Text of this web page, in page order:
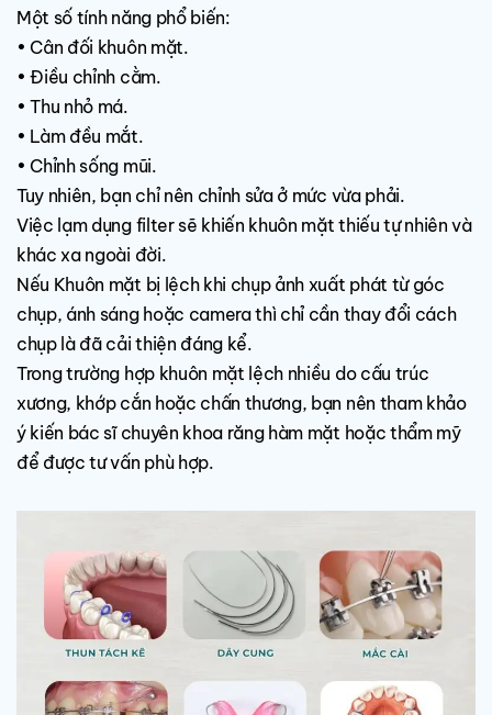
Một số tính năng phổ biến:
• Cân đối khuôn mặt.
• Điều chỉnh cằm.
• Thu nhỏ má.
• Làm đều mắt.
• Chỉnh sống mũi.
Tuy nhiên, bạn chỉ nên chỉnh sửa ở mức vừa phải.
Việc lạm dụng filter sẽ khiến khuôn mặt thiếu tự nhiên và
khác xa ngoài đời.
Nếu Khuôn mặt bị lệch khi chụp ảnh xuất phát từ góc
chụp, ánh sáng hoặc camera thì chỉ cần thay đổi cách
chụp là đã cải thiện đáng kể.
Trong trường hợp khuôn mặt lệch nhiều do cấu trúc
xương, khớp cắn hoặc chấn thương, bạn nên tham khảo
ý kiến bác sĩ chuyên khoa răng hàm mặt hoặc thẩm mỹ
để được tư vấn phù hợp.